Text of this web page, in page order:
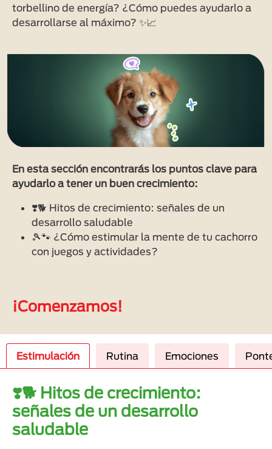
torbellino de energía? ¿Cómo puedes ayudarlo a
desarrollarse al máximo? ✨📈
En esta sección encontrarás los puntos clave para
ayudarlo a tener un buen crecimiento:
❣️🐕 Hitos de crecimiento: señales de un
desarrollo saludable
🎾🐾 ¿Cómo estimular la mente de tu cachorro
con juegos y actividades?
¡Comenzamos!
Estimulación Rutina Emociones
❣️🐕 Hitos de crecimiento:
señales de un desarrollo
saludable